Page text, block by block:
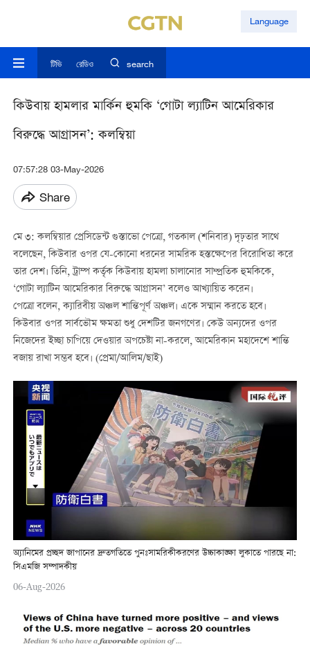
Language
টিভি রেডিও search
কিউবায় হামলার মার্কিন হুমকি ‘গোটা ল্যাটিন আমেরিকার
বিরুদ্ধে আগ্রাসন’: কলম্বিয়া
07:57:28 03-May-2026
Share
মে ৩: কলম্বিয়ার প্রেসিডেন্ট গুস্তাভো পেত্রো, গতকাল (শনিবার) দৃঢ়তার সাথে
বলেছেন, কিউবার ওপর যে-কোনো ধরনের সামরিক হস্তক্ষেপের বিরোধিতা করে
তার দেশ। তিনি, ট্রাম্প কর্তৃক কিউবায় হামলা চালানোর সাম্প্রতিক হুমকিকে,
‘গোটা ল্যাটিন আমেরিকার বিরুদ্ধে আগ্রাসন’ বলেও আখ্যায়িত করেন।
পেত্রো বলেন, ক্যারিবীয় অঞ্চল শান্তিপূর্ণ অঞ্চল। একে সম্মান করতে হবে।
কিউবার ওপর সার্বভৌম ক্ষমতা শুধু দেশটির জনগণের। কেউ অন্যদের ওপর
নিজেদের ইচ্ছা চাপিয়ে দেওয়ার অপচেষ্টা না-করলে, আমেরিকান মহাদেশে শান্তি
বজায় রাখা সম্ভব হবে। (প্রেমা/আলিম/ছাই)
অ্যানিমের প্রচ্ছদ জাপানের দ্রুতগতিতে পুনঃসামরিকীকরণের উচ্চাকাঙ্ক্ষা লুকাতে পারছে না:
সিএমজি সম্পাদকীয়
06-Aug-2026